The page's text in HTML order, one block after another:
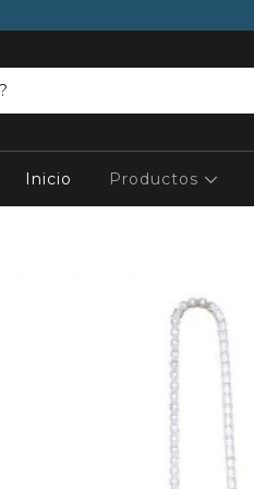
Inicio Productos